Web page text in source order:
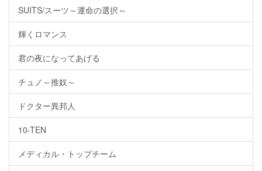
SUITS/スーツ～運命の選択～
輝くロマンス
君の夜になってあげる
チュノ～推奴～
ドクター異邦人
10-TEN
メディカル・トップチーム